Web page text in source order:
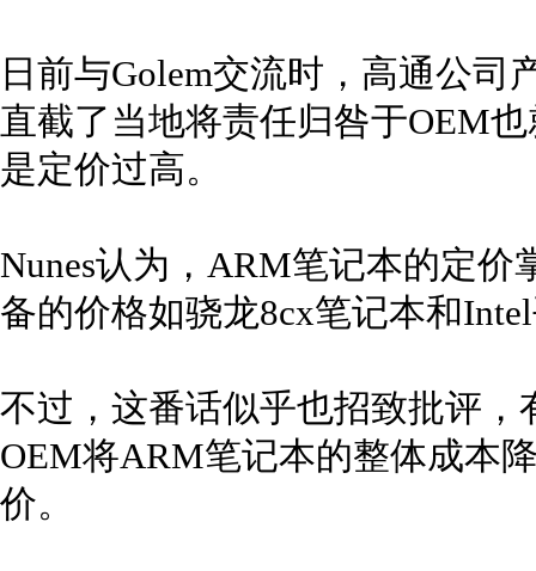
日前与Golem交流时，高通公司
直截了当地将责任归咎于OEM
是定价过高。
Nunes认为，ARM笔记本的定
备的价格如骁龙8cx笔记本和
不过，这番话似乎也招致批评
OEM将ARM笔记本的整体成本
价。